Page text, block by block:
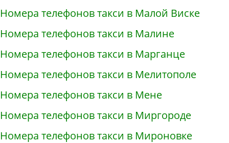
Номера телефонов такси в Малой Виске
Номера телефонов такси в Малине
Номера телефонов такси в Марганце
Номера телефонов такси в Мелитополе
Номера телефонов такси в Мене
Номера телефонов такси в Миргороде
Номера телефонов такси в Мироновке